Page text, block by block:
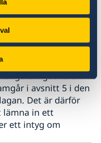
de capacité
av svenska
medborgare har
enligt svensk
i avsnitt 5 i den
Det är därför
lämna in ett
ett intyg om